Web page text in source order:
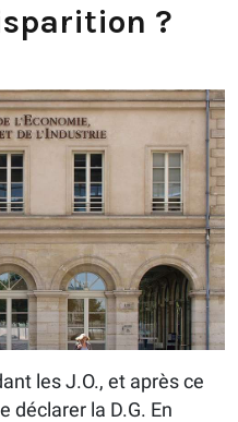
?
les J.O., et après ce
déclarer la D.G. En